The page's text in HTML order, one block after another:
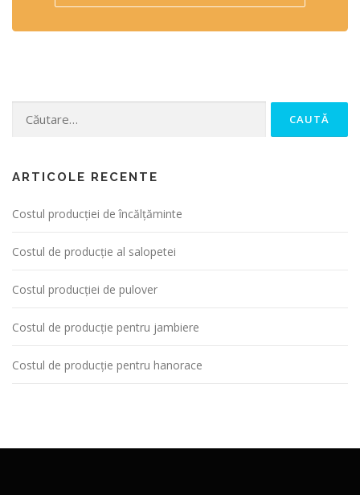
Caută după:
ARTICOLE RECENTE
Costul producției de încălțăminte
Costul de producție al salopetei
Costul producției de pulover
Costul de producție pentru jambiere
Costul de producție pentru hanorace